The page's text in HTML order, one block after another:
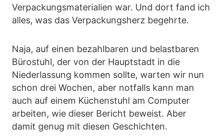
Verpackungsmaterialien war. Und dort fand ich
alles, was das Verpackungsherz begehrte.
Naja, auf einen bezahlbaren und belastbaren
Bürostuhl, der von der Hauptstadt in die
Niederlassung kommen sollte, warten wir nun
schon drei Wochen, aber notfalls kann man
auch auf einem Küchenstuhl am Computer
arbeiten, wie dieser Bericht beweist. Aber
damit genug mit diesen Geschichten.